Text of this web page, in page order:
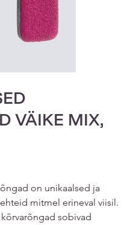
VÄIKE MIX,
on unikaalsed ja
mitmel erineval viisil.
sobivad